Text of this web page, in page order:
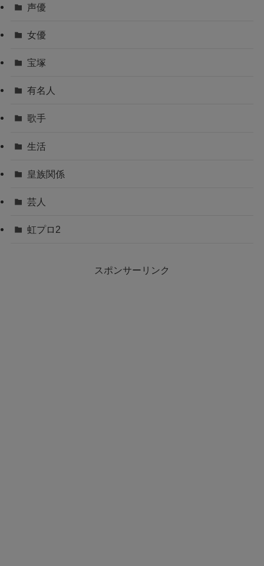
声優
女優
宝塚
有名人
歌手
生活
皇族関係
芸人
虹プロ2
スポンサーリンク